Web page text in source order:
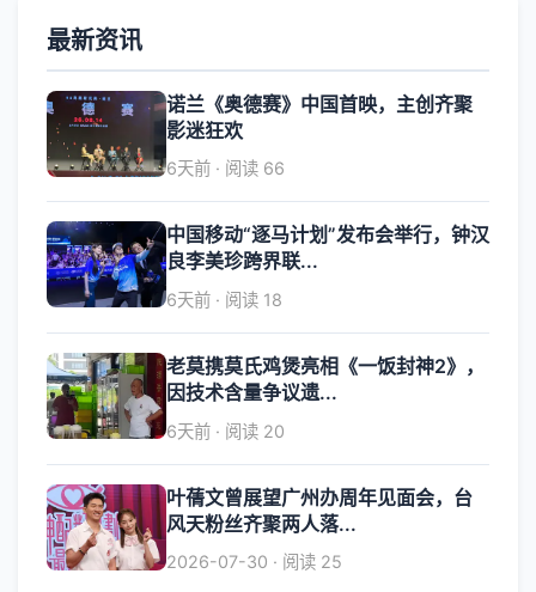
最新资讯
诺兰《奥德赛》中国首映，主创齐聚
影迷狂欢
6天前 · 阅读 66
中国移动“逐马计划”发布会举行，钟汉
良李美珍跨界联...
6天前 · 阅读 18
老莫携莫氏鸡煲亮相《一饭封神2》，
因技术含量争议遗...
6天前 · 阅读 20
叶蒨文曾展望广州办周年见面会，台
风天粉丝齐聚两人落...
2026-07-30 · 阅读 25